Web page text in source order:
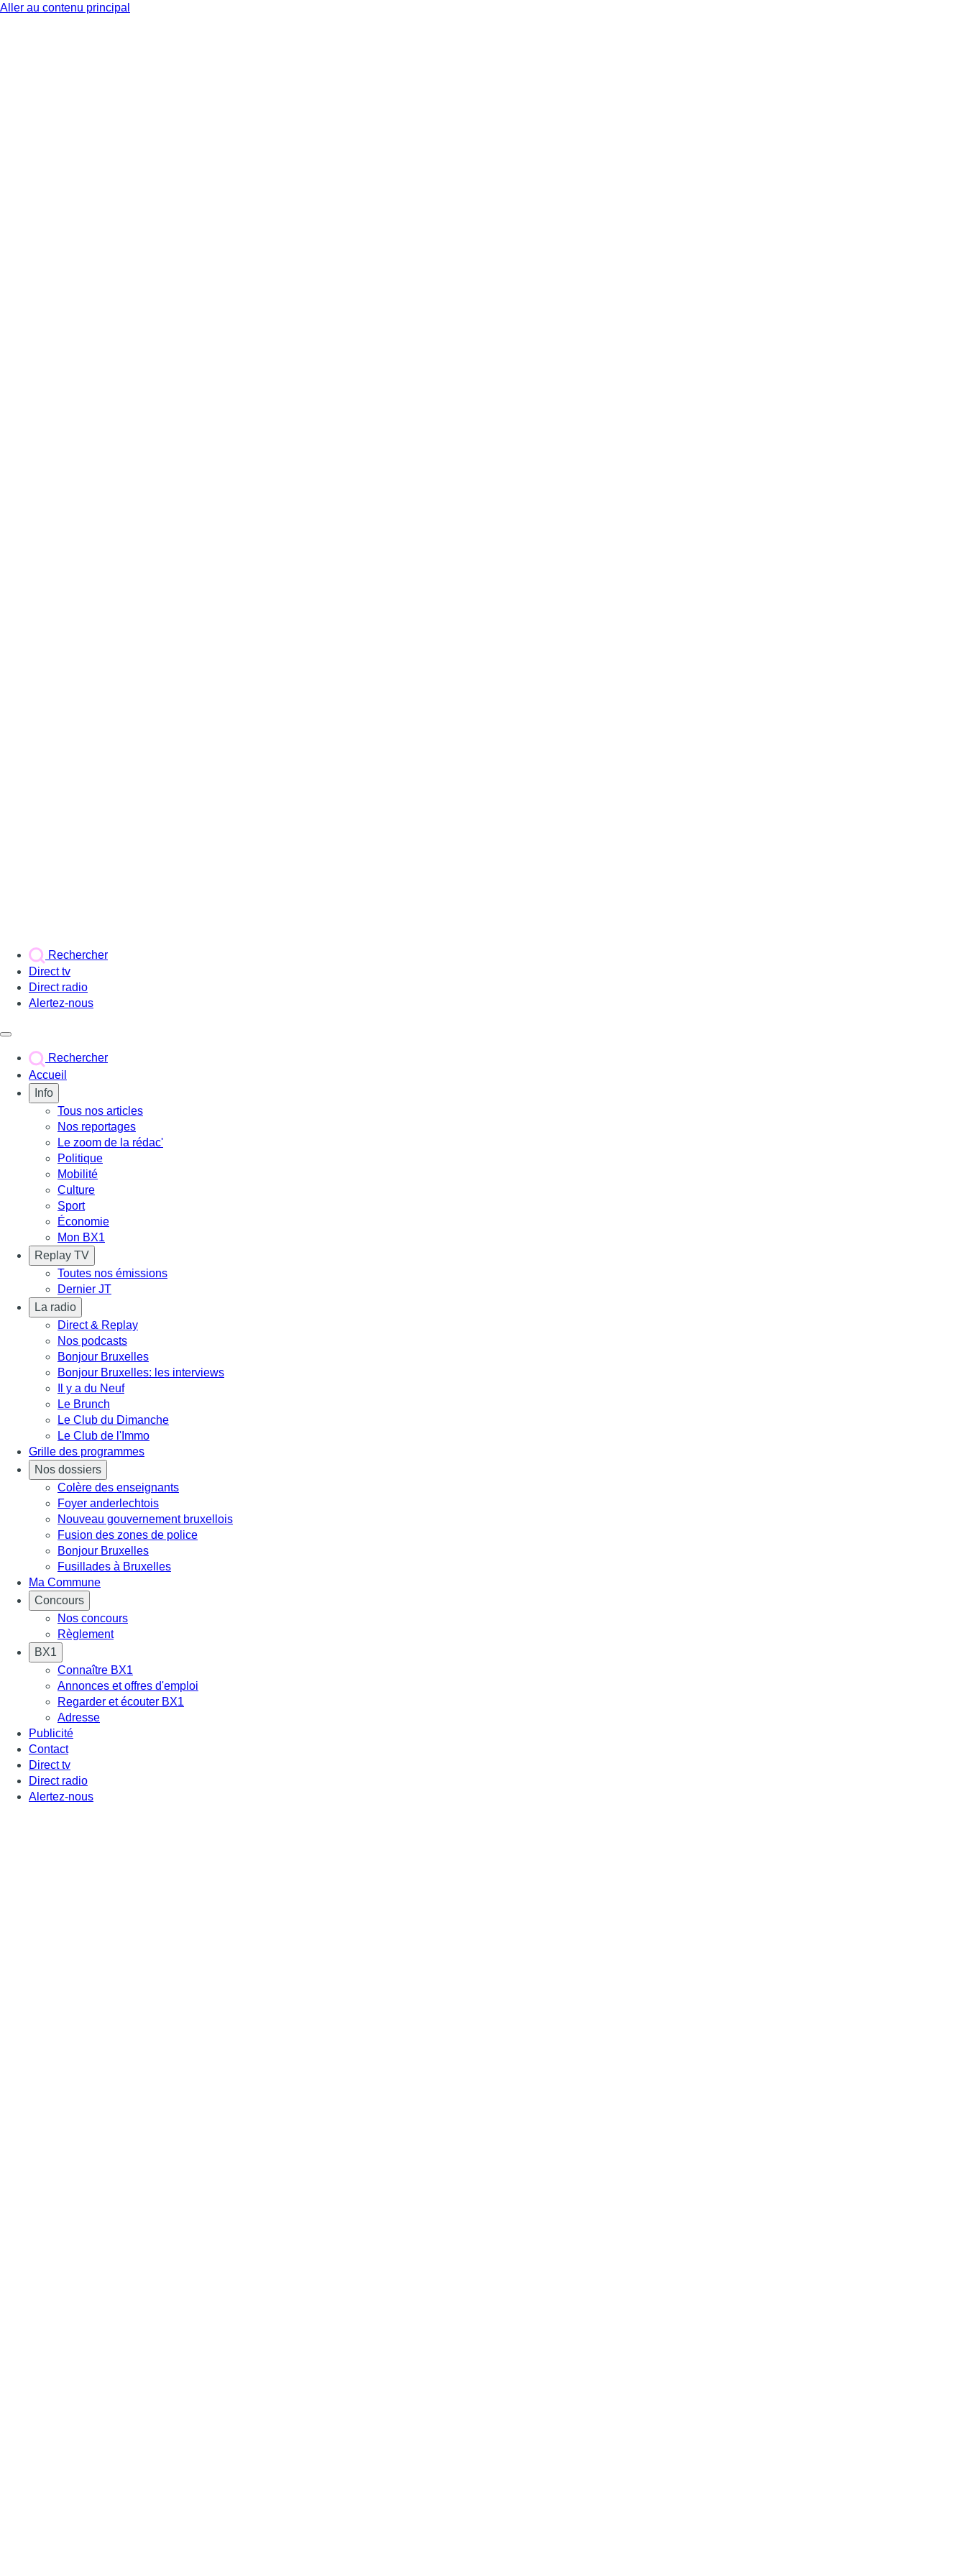
Aller au contenu principal
Rechercher
Direct tv
Direct radio
Alertez-nous
Rechercher
Accueil
Info
Tous nos articles
Nos reportages
Le zoom de la rédac'
Politique
Mobilité
Culture
Sport
Économie
Mon BX1
Replay TV
Toutes nos émissions
Dernier JT
La radio
Direct & Replay
Nos podcasts
Bonjour Bruxelles
Bonjour Bruxelles: les interviews
Il y a du Neuf
Le Brunch
Le Club du Dimanche
Le Club de l'Immo
Grille des programmes
Nos dossiers
Colère des enseignants
Foyer anderlechtois
Nouveau gouvernement bruxellois
Fusion des zones de police
Bonjour Bruxelles
Fusillades à Bruxelles
Ma Commune
Concours
Nos concours
Règlement
BX1
Connaître BX1
Annonces et offres d'emploi
Regarder et écouter BX1
Adresse
Publicité
Contact
Direct tv
Direct radio
Alertez-nous